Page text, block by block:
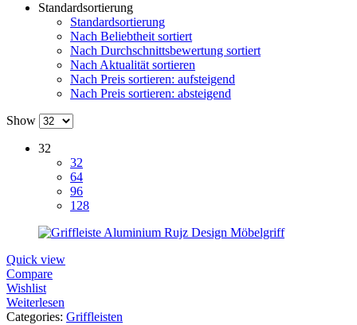
Standardsortierung
Standardsortierung
Nach Beliebtheit sortiert
Nach Durchschnittsbewertung sortiert
Nach Aktualität sortieren
Nach Preis sortieren: aufsteigend
Nach Preis sortieren: absteigend
Show
32
32
64
96
128
Quick view
Compare
Wishlist
Weiterlesen
Categories: Griffleisten